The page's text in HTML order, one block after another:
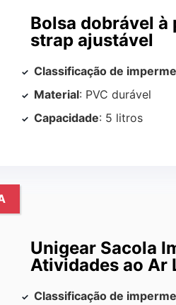
Bolsa dobrável à
strap ajustável
Classificação de
Material: PVC durável
Capacidade: 5 litros
Unigear Sacola
Atividades ao Ar
Classificação de